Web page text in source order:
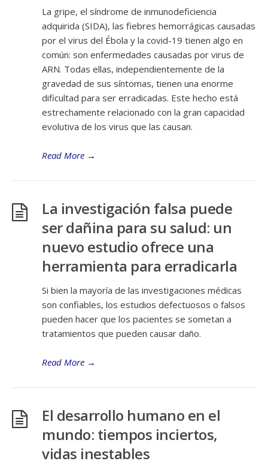
La gripe, el síndrome de inmunodeficiencia
adquirida (SIDA), las fiebres hemorrágicas causadas
por el virus del Ébola y la covid-19 tienen algo en
común: son enfermedades causadas por virus de
ARN. Todas ellas, independientemente de la
gravedad de sus síntomas, tienen una enorme
dificultad para ser erradicadas. Este hecho está
estrechamente relacionado con la gran capacidad
evolutiva de los virus que las causan.
Read More →
La investigación falsa puede
ser dañina para su salud: un
nuevo estudio ofrece una
herramienta para erradicarla
Si bien la mayoría de las investigaciones médicas
son confiables, los estudios defectuosos o falsos
pueden hacer que los pacientes se sometan a
tratamientos que pueden causar daño.
Read More →
El desarrollo humano en el
mundo: tiempos inciertos,
vidas inestables